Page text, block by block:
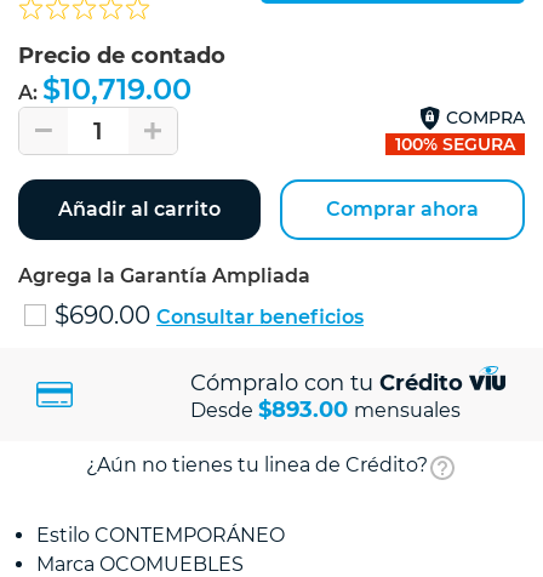
Precio de contado
A: $10,719.00
1
COMPRA
100% SEGURA
Añadir al carrito Comprar ahora
Agrega la Garantía Ampliada
$690.00 Consultar beneficios
Cómpralo con tu Crédito
Desde $893.00 mensuales
¿Aún no tienes tu linea de Crédito?
Estilo CONTEMPORÁNEO
Marca OCOMUEBLES